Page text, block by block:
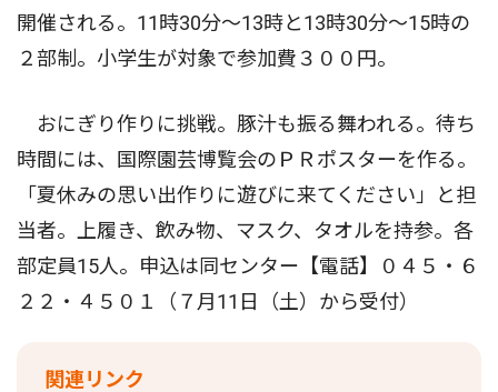
開催される。11時30分〜13時と13時30分〜15時の
２部制。小学生が対象で参加費３００円。
おにぎり作りに挑戦。豚汁も振る舞われる。待ち
時間には、国際園芸博覧会のＰＲポスターを作る。
「夏休みの思い出作りに遊びに来てください」と担
当者。上履き、飲み物、マスク、タオルを持参。各
部定員15人。申込は同センター【電話】０４５・６
２２・４５０１（７月11日（土）から受付）
関連リンク